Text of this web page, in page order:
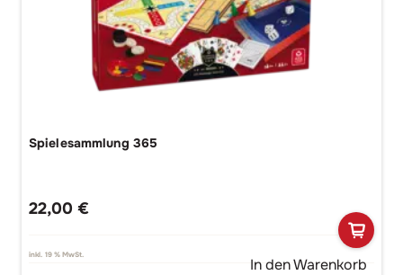
Spielesammlung 365
22,00 €
inkl. 19 % MwSt.
In den Warenkorb